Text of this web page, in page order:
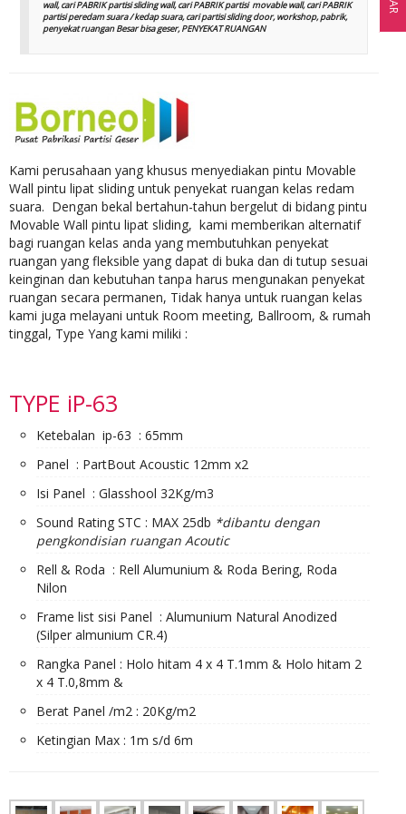
wall, cari PABRIK partisi sliding wall, cari PABRIK partisi movable wall, cari PABRIK
partisi peredam suara / kedap suara, cari partisi sliding door, workshop, pabrik,
penyekat ruangan Besar bisa geser, PENYEKAT RUANGAN
Kami perusahaan yang khusus menyediakan pintu Movable
Wall pintu lipat sliding untuk penyekat ruangan kelas redam
suara. Dengan bekal bertahun-tahun bergelut di bidang pintu
Movable Wall pintu lipat sliding, kami memberikan alternatif
bagi ruangan kelas anda yang membutuhkan penyekat
ruangan yang fleksible yang dapat di buka dan di tutup sesuai
keinginan dan kebutuhan tanpa harus mengunakan penyekat
ruangan secara permanen, Tidak hanya untuk ruangan kelas
kami juga melayani untuk Room meeting, Ballroom, & rumah
tinggal, Type Yang kami miliki :
TYPE iP-63
Ketebalan ip-63 : 65mm
Panel : PartBout Acoustic 12mm x2
Isi Panel : Glasshool 32Kg/m3
Sound Rating STC : MAX 25db *dibantu dengan
pengkondisian ruangan Acoutic
Rell & Roda : Rell Alumunium & Roda Bering, Roda
Nilon
Frame list sisi Panel : Alumunium Natural Anodized
(Silper almunium CR.4)
Rangka Panel : Holo hitam 4 x 4 T.1mm & Holo hitam 2
x 4 T.0,8mm &
Berat Panel /m2 : 20Kg/m2
Ketingian Max : 1m s/d 6m